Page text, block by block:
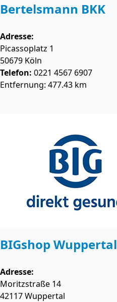
Bertelsmann BKK
Adresse:
Picassoplatz 1
50679 Köln
Telefon: 0221 4567 6907
Entfernung: 477.43 km
BIGshop Wuppertal
Adresse:
Moritzstraße 14
42117Wuppertal